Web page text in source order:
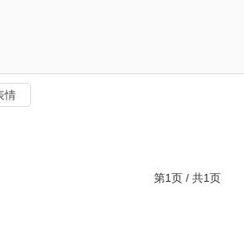
情
第1页 / 共1页